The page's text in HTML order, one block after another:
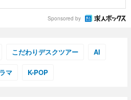
Sponsored by
こだわりデスクツアー AI
マ K-POP